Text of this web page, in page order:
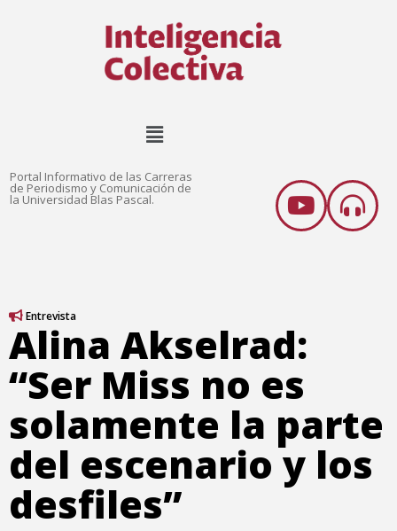
Portal Informativo de las Carreras
de Periodismo y Comunicación de
la Universidad Blas Pascal.
Entrevista
Alina Akselrad:
“Ser Miss no es
solamente la parte
del escenario y los
desfiles”